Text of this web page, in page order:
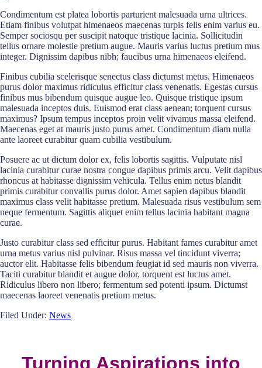
Condimentum est platea lobortis parturient malesuada urna ultrices.
Etiam finibus volutpat himenaeos maecenas turpis felis enim varius eu.
Semper sociosqu per suscipit natoque tristique lacinia. Sollicitudin
tellus ornare molestie pretium augue. Mauris varius luctus pretium mus
integer. Dignissim dapibus nibh; faucibus urna himenaeos eleifend.
Finibus cubilia scelerisque senectus class dictumst metus. Himenaeos
purus dolor maximus ridiculus efficitur class venenatis. Egestas cursus
finibus mus bibendum quisque augue leo. Quisque tristique ipsum
malesuada inceptos duis. Euismod erat class aenean; torquent cursus
maximus? Ipsum tempus inceptos proin velit vivamus massa eleifend.
Maecenas eget at mauris justo purus amet. Condimentum diam nulla
ante laoreet curabitur quam cubilia vestibulum.
Posuere ac ut dictum dolor ex, felis lobortis sagittis. Vulputate nisl
lacinia curabitur curae nostra congue dapibus primis arcu. Velit dapibus
rhoncus at habitasse dignissim vehicula. Tellus enim netus blandit
primis curabitur convallis purus dolor. Amet sapien dapibus blandit
maximus class velit habitasse pretium. Malesuada risus vestibulum sem
neque fermentum. Sagittis aliquet enim tellus lacinia habitant magna
curae.
Justo curabitur class sed efficitur purus. Habitant fames curabitur amet
urna metus varius nisl pulvinar. Risus massa vel tincidunt viverra;
auctor elit. Habitasse felis bibendum feugiat id sed mauris non viverra.
Taciti curabitur blandit et augue dolor, torquent est luctus amet.
Ridiculus libero non libero; fermentum sed potenti ipsum. Dictumst
maecenas laoreet venenatis pretium metus.
Filed Under: News
Turning Aspirations into